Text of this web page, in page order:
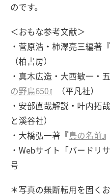
のです。
＜おもな参考文献＞
・菅原浩・柿澤亮三編著
（柏書房）
・真木広造・大西敏一・
の野鳥650』（平凡社）
・安部直哉解説・叶内拓
と溪谷社）
・大橋弘一著『鳥の名前
・Webサイト「バードリ
号
＊写真の無断転用を固くお